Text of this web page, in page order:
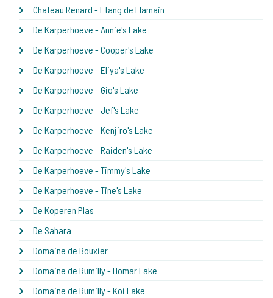
Chateau Renard - Etang de Flamain
De Karperhoeve - Annie's Lake
De Karperhoeve - Cooper's Lake
De Karperhoeve - Eliya's Lake
De Karperhoeve - Gio's Lake
De Karperhoeve - Jef's Lake
De Karperhoeve - Kenjiro's Lake
De Karperhoeve - Raiden's Lake
De Karperhoeve - Timmy's Lake
De Karperhoeve - Tine's Lake
De Koperen Plas
De Sahara
Domaine de Bouxier
Domaine de Rumilly - Homar Lake
Domaine de Rumilly - Koi Lake